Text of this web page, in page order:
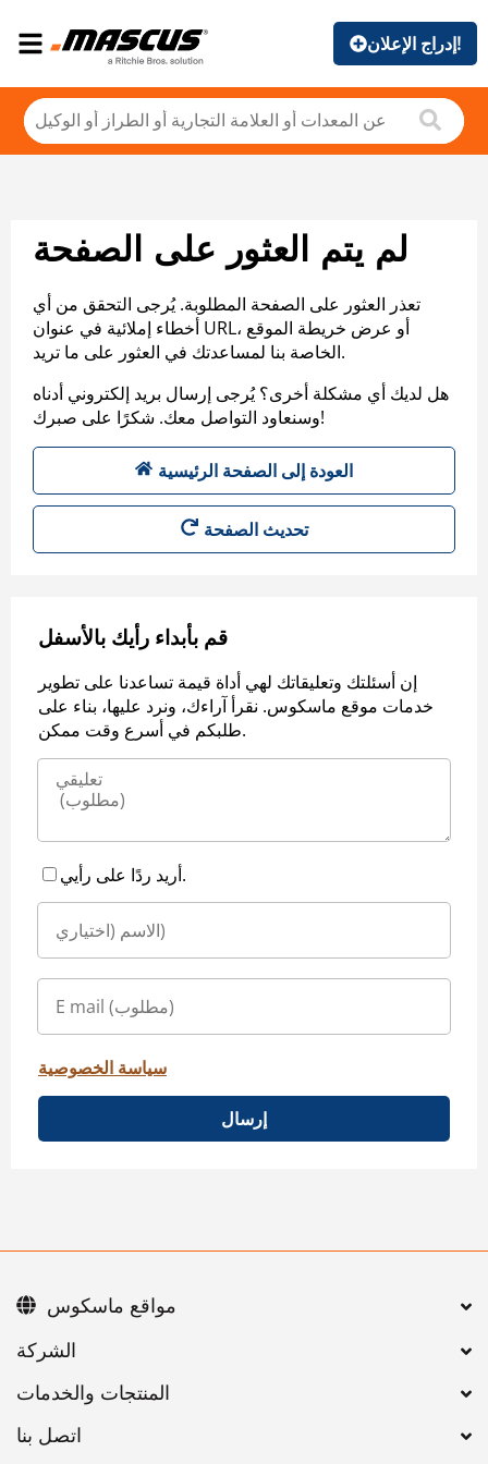
إدراج الإعلان!
لم يتم العثور على الصفحة
تعذر العثور على الصفحة المطلوبة. يُرجى التحقق من أي
أخطاء إملائية في عنوان URL، أو عرض خريطة الموقع
الخاصة بنا لمساعدتك في العثور على ما تريد.
هل لديك أي مشكلة أخرى؟ يُرجى إرسال بريد إلكتروني أدناه
وسنعاود التواصل معك. شكرًا على صبرك!
العودة إلى الصفحة الرئيسية
تحديث الصفحة
قم بأبداء رأيك بالأسفل
إن أسئلتك وتعليقاتك لهي أداة قيمة تساعدنا على تطوير
خدمات موقع ماسكوس. نقرأ آراءك، ونرد عليها، بناء على
طلبكم في أسرع وقت ممكن.
أريد ردًا على رأيي.
سياسة الخصوصية
إرسال
اتصل بنا
مواقع ماسكوس